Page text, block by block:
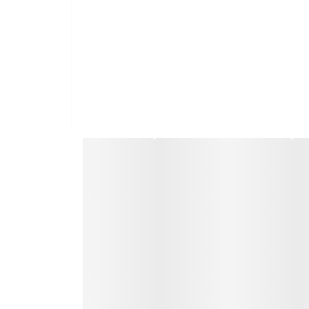
از حالتی که به صورت عادی آرایش می کنید